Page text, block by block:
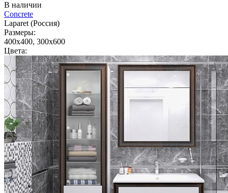
В наличии
Concrete
Laparet (Россия)
Размеры:
400x400, 300x600
Цвета: